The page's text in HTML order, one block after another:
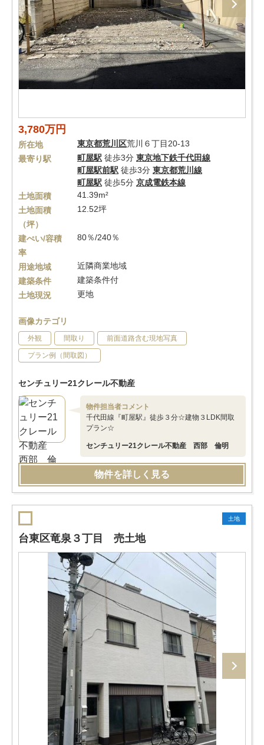
3,780万円
所在地 東京都荒川区荒川６丁目20-13
最寄り駅
町屋駅 徒歩3分 東京地下鉄千代田線
町屋駅前駅 徒歩3分 東京都荒川線
町屋駅 徒歩5分 京成電鉄本線
土地面積
41.39m²
土地面積
（坪）
12.52坪
建ぺい/容積
率
80％/240％
用途地域
近隣商業地域
建築条件
建築条件付
土地現況
更地
画像カテゴリ
外観 間取り 前面道路含む現地写真
プラン例（間取図）
センチュリー21クレール不動産
物件担当者コメント
千代田線『町屋駅』徒歩３分☆建物３LDK間取
プラン☆
センチュリー21クレール不動産 西部 倫明
物件を詳しく見る
土地
台東区竜泉３丁目 売土地